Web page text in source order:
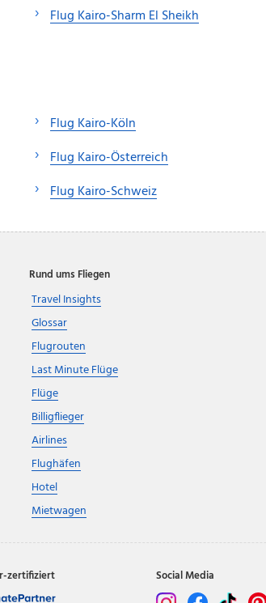
Flug Kairo-Sharm El Sheikh
Flug Kairo-Köln
Flug Kairo-Österreich
Flug Kairo-Schweiz